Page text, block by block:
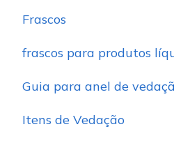
Frascos
frascos para produtos
Guia para anel de
Itens de Vedação